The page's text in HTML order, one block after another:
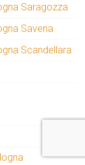
Saragozza
Savena
Scandellara